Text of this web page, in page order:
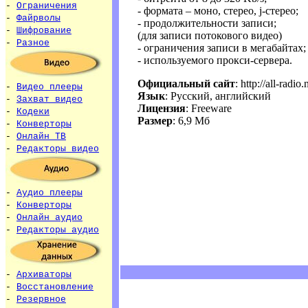
- Ограничения
- Файрволы
- Шифрование
- Разное
- Видео плееры
- Захват видео
- Кодеки
- Конверторы
- Онлайн ТВ
- Редакторы видео
- Аудио плееры
- Конверторы
- Онлайн аудио
- Редакторы аудио
- Архиваторы
- Восстановление
- Резервное
- формата – моно, стерео, j-стерео;
- продолжительности записи;
(для записи потокового видео)
- ограничения записи в мегабайтах;
- используемого прокси-сервера.
Официальный сайт: http://all-
Язык: Русский, английский
Лицензия: Freeware
Размер: 6,9 Мб